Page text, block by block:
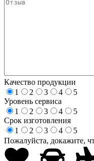
Качество продукции
1
2 3 4
5
Уровень сервиса
1
2 3 4
5
Срок изготовления
1
2 3 4
5
Пожалуйста, докажите,